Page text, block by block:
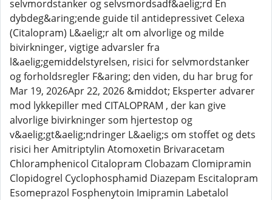
selvmordstanker og selvsmordsadf&aelig;rd En
dybdeg&aring;ende guide til antidepressivet Celexa
(Citalopram) L&aelig;r alt om alvorlige og milde
bivirkninger, vigtige advarsler fra
l&aelig;gemiddelstyrelsen, risici for selvmordstanker
og forholdsregler F&aring; den viden, du har brug for
Mar 19, 2026Apr 22, 2026 &middot; Eksperter advarer
mod lykkepiller med CITALOPRAM , der kan give
alvorlige bivirkninger som hjertestop og
v&aelig;gt&aelig;ndringer L&aelig;s om stoffet og dets
risici her Amitriptylin Atomoxetin Brivaracetam
Chloramphenicol Citalopram Clobazam Clomipramin
Clopidogrel Cyclophosphamid Diazepam Escitalopram
Esomeprazol Fosphenytoin Imipramin Labetalol